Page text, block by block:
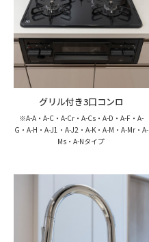
グリル付き3口コンロ
※A-A・A-C・A-Cr・A-Cs・A-D・A-F・ A-
G・A-H・A-J1・A-J2・A-K・A-M・ A-Mr・A-
Ms・A-Nタイプ